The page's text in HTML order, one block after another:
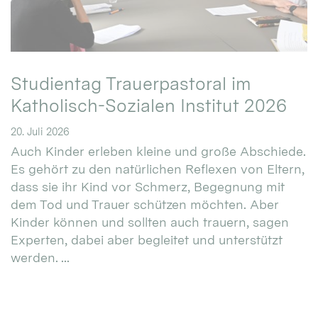
Studientag Trauerpastoral im
Katholisch-Sozialen Institut 2026
20. Juli 2026
Auch Kinder erleben kleine und große Abschiede.
Es gehört zu den natürlichen Reflexen von Eltern,
dass sie ihr Kind vor Schmerz, Begegnung mit
dem Tod und Trauer schützen möchten. Aber
Kinder können und sollten auch trauern, sagen
Experten, dabei aber begleitet und unterstützt
werden. ...